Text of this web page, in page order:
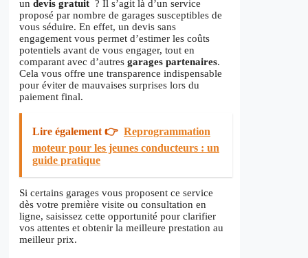
un devis gratuit ? Il s’agit là d’un service
proposé par nombre de garages susceptibles de
vous séduire. En effet, un devis sans
engagement vous permet d’estimer les coûts
potentiels avant de vous engager, tout en
comparant avec d’autres garages partenaires.
Cela vous offre une transparence indispensable
pour éviter de mauvaises surprises lors du
paiement final.
Lire également 👉 Reprogrammation
moteur pour les jeunes conducteurs : un
guide pratique
Si certains garages vous proposent ce service
dès votre première visite ou consultation en
ligne, saisissez cette opportunité pour clarifier
vos attentes et obtenir la meilleure prestation au
meilleur prix.